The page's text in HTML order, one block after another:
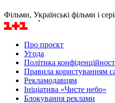
Фільми, Українські фільми і
Про проєкт
Угода
Політика
Правила користуванням
Рекламодавцям
Ініціатива «Чисте небо»
Блокування реклами